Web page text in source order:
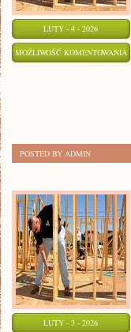
LUTY - 4 - 2026
MOŻLIWOŚĆ KOMENTOWANIA
POSTED BY ADMIN
LUTY - 3 - 2026